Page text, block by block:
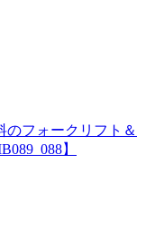
のフォークリフト＆
】